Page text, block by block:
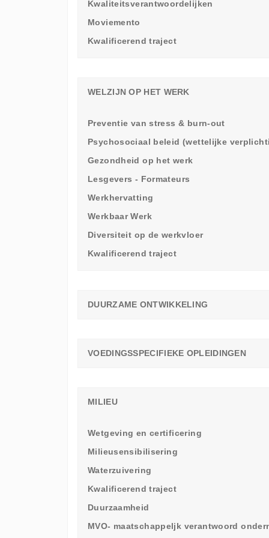
Kwaliteitsverantwoordelijken
Moviemento
Kwalificerend traject
WELZIJN OP HET WERK
Preventie van stress & burn-out
Psychosociaal beleid (wettelijke
Gezondheid op het werk
Lesgevers - Formateurs
Werkhervatting
Werkbaar Werk
Diversiteit op de werkvloer
Kwalificerend traject
DUURZAME ONTWIKKELING
VOEDINGSSPECIFIEKE OPLEIDINGEN
MILIEU
Wetgeving en certificering
Milieusensibilisering
Waterzuivering
Kwalificerend traject
Duurzaamheid
MVO- maatschappeljk verantwoord